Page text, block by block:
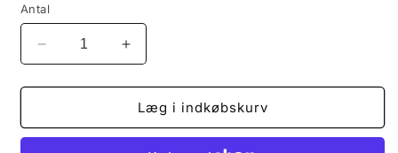
Antal
Reducer
antallet
for
Schokolinsen
Øg
antallet
for
Veganer
Schokolinsen
Læg i indkøbskurv